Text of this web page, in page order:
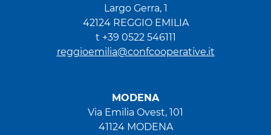
Largo Gerra, 1
42124 REGGIO EMILIA
t +39 0522 546111
reggioemilia@confcooperative.it
MODENA
Via Emilia Ovest, 101
41124 MODENA